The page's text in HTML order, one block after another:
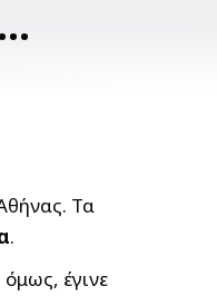
Τα
.
έγινε